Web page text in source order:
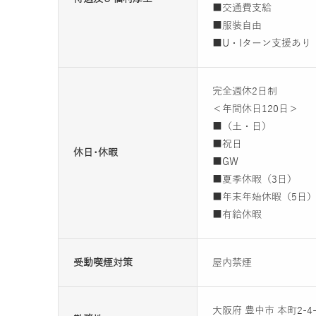
■交通費支給
■服装自由
■U・Iターン支援あり
休日･休暇
完全週休2日制
＜年間休日120日＞
■（土・日）
■祝日
■GW
■夏季休暇（3日）
■年末年始休暇（5日）
■有給休暇
受動喫煙対策 屋内禁煙
大阪府 豊中市 本町2-